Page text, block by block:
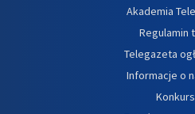
Akademia
Regulamin
Telegazeta
Informacje o